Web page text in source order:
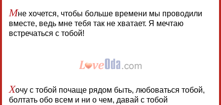
Мне хочется, чтобы больше времени мы проводили
вместе, ведь мне тебя так не хватает. Я мечтаю
встречаться с тобой!
Хочу с тобой почаще рядом быть, любоваться тобой,
болтать обо всем и ни о чем, давай с тобой